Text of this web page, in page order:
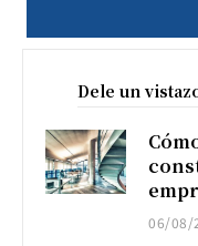
Dele un
06/08/